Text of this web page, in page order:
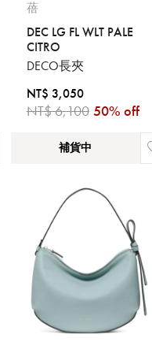
請選擇您的搭機地點
(TPE)
臺北松山機
蓓
DEC LG FL WLT PALE
CITRO
DECO長夾
NT$ 3,050
NT$ 6,100 50% off
補貨中